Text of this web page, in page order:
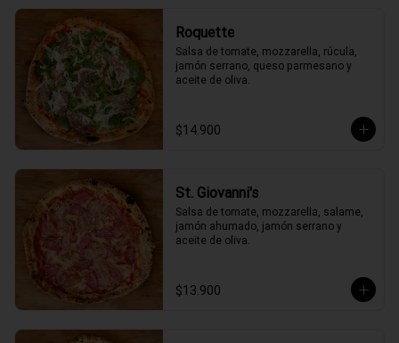
Roquette
Salsa de tomate, mozzarella, rúcula,
jamón serrano, queso parmesano y
aceite de oliva.
$14.900
St. Giovanni's
Salsa de tomate, mozzarella, salame,
jamón ahumado, jamón serrano y
aceite de oliva.
$13.900